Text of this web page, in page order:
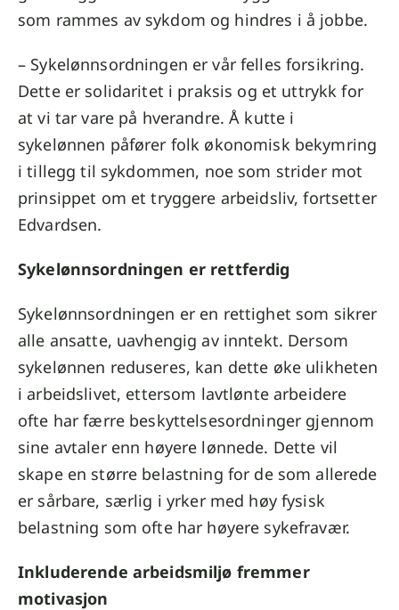
som rammes av sykdom og hindres i å jobbe.
– Sykelønnsordningen er vår felles forsikring.
Dette er solidaritet i praksis og et uttrykk for
at vi tar vare på hverandre. Å kutte i
sykelønnen påfører folk økonomisk bekymring
i tillegg til sykdommen, noe som strider mot
prinsippet om et tryggere arbeidsliv, fortsetter
Edvardsen.
Sykelønnsordningen er rettferdig
Sykelønnsordningen er en rettighet som sikrer
alle ansatte, uavhengig av inntekt. Dersom
sykelønnen reduseres, kan dette øke ulikheten
i arbeidslivet, ettersom lavtlønte arbeidere
ofte har færre beskyttelsesordninger gjennom
sine avtaler enn høyere lønnede. Dette vil
skape en større belastning for de som allerede
er sårbare, særlig i yrker med høy fysisk
belastning som ofte har høyere sykefravær.
Inkluderende arbeidsmiljø fremmer
motivasjon